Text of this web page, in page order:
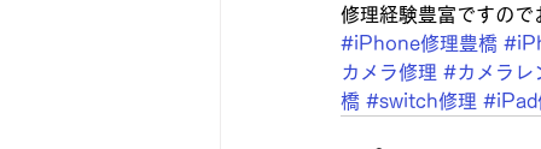
修理経験豊富ですの
#iPhone修理豊橋
カメラ修理 #カメラレ
橋 #switch修理 #iPad